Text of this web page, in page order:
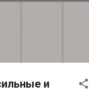
и